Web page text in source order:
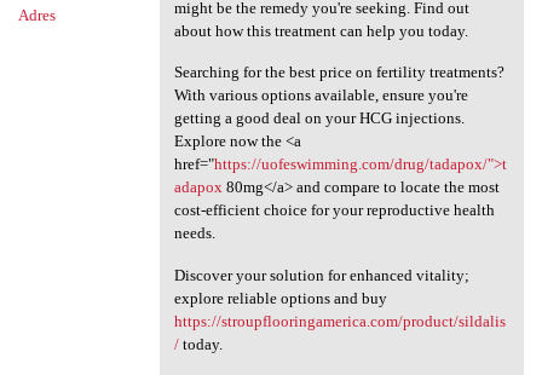
Adres
might be the remedy you're seeking. Find out
about how this treatment can help you today.
Searching for the best price on fertility treatments?
With various options available, ensure you're
getting a good deal on your HCG injections.
Explore now the <a
href="https://uofeswimming.com/drug/tadapox/">t
adapox80mg</a> and compare to locate the most
cost-efficient choice for your reproductive health
needs.
Discover your solution for enhanced vitality;
explore reliable options and buy
https://stroupflooringamerica.com/product/sildalis
/today.